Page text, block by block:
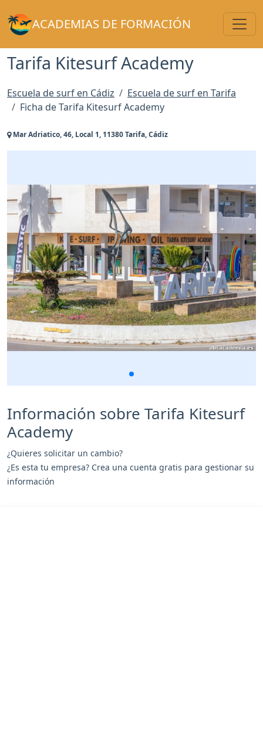
ACADEMIAS DE FORMACIÓN
Tarifa Kitesurf Academy
Escuela de surf en Cádiz
Escuela de surf en Tarifa
Ficha de Tarifa Kitesurf Academy
Mar Adriatico, 46, Local 1, 11380 Tarifa, Cádiz
Información sobre Tarifa Kitesurf
Academy
¿Quieres solicitar un cambio?
¿Es esta tu empresa? Crea una cuenta gratis para gestionar su
información